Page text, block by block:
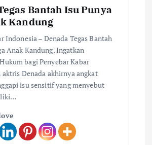
Bantah Isu Punya
Kandung
Indonesia – Denada Tegas Bantah
Anak Kandung, Ingatkan
bagi Penyebar Kabar
aktris Denada akhirnya angkat
isu sensitif yang menyebut